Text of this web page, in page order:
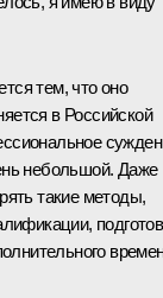
тем, что оно
в Российской
небольшой. Даже
такие методы,